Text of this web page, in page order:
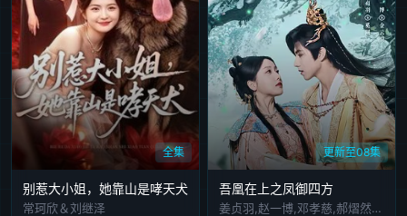
全集
别惹大小姐，她靠山是哮天犬
常珂欣＆刘继泽
更新至08集
吾凰在上之凤御四方
姜贞羽,赵一博,邓孝慈,郝熠然,林亚冬,祖怀,侯明炫,郑千亦,杜煜